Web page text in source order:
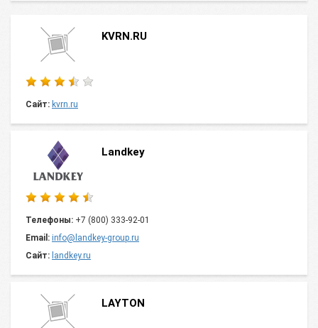
KVRN.RU
Сайт: kvrn.ru
Landkey
Телефоны: +7 (800) 333-92-01
Email: info@landkey-group.ru
Сайт: landkey.ru
LAYTON